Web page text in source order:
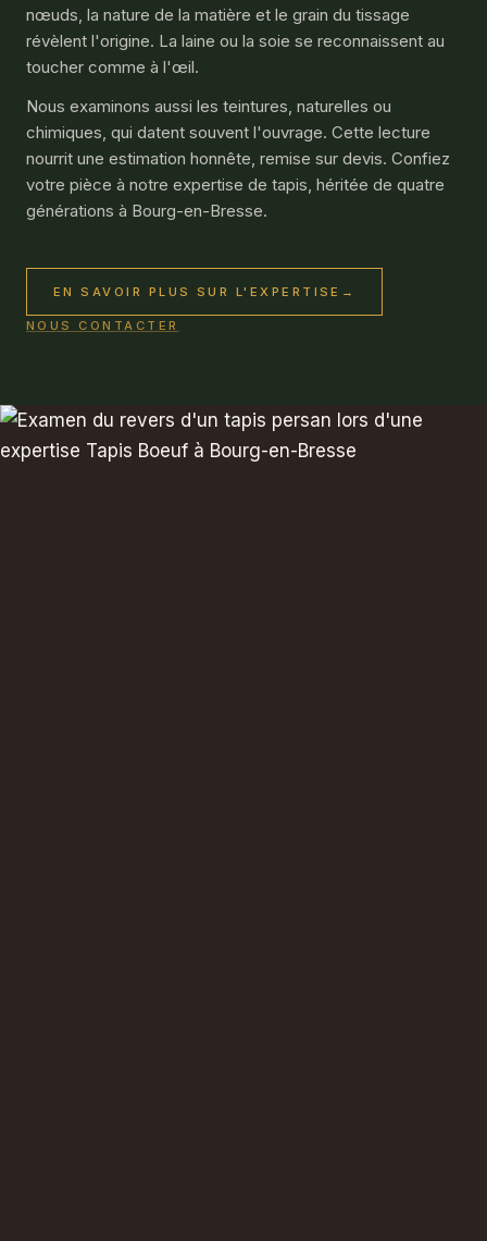
nœuds, la nature de la matière et le grain du tissage
révèlent l'origine. La laine ou la soie se reconnaissent au
toucher comme à l'œil.
Nous examinons aussi les teintures, naturelles ou
chimiques, qui datent souvent l'ouvrage. Cette lecture
nourrit une estimation honnête, remise sur devis. Confiez
votre pièce à notre expertise de tapis, héritée de quatre
générations à Bourg-en-Bresse.
EN SAVOIR PLUS SUR L'EXPERTISE →
NOUS CONTACTER